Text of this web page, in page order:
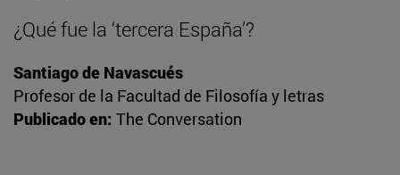
¿Qué fue la ‘tercera España’?
Santiago de Navascués
Profesor de la Facultad de Filosofía y letras
Publicado en: The Conversation